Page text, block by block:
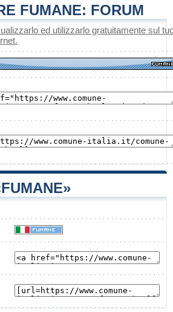
FUMANE: FORUM
ed utilizzarlo gratuitamente sul